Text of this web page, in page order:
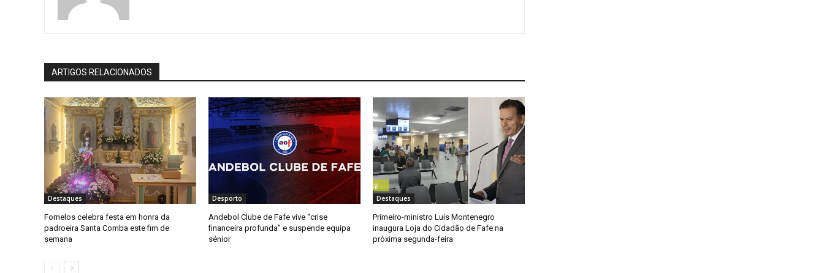
ARTIGOS RELACIONADOS
Destaques
Fornelos celebra festa em honra da
padroeira Santa Comba este fim de
semana
Desporto
Andebol Clube de Fafe vive “crise
financeira profunda” e suspende equipa
sénior
Destaques
Primeiro-ministro Luís Montenegro
inaugura Loja do Cidadão de Fafe na
próxima segunda-feira